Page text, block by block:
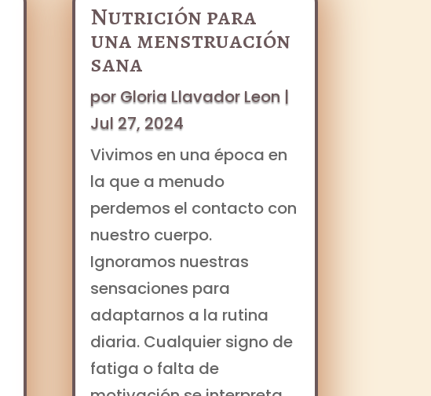
Nutrición para
una menstruación
sana
porGloria Llavador Leon|
Jul 27, 2024
Vivimos en una época en
la que a menudo
perdemos el contacto con
nuestro cuerpo.
Ignoramos nuestras
sensaciones para
adaptarnos a la rutina
diaria. Cualquier signo de
fatiga o falta de